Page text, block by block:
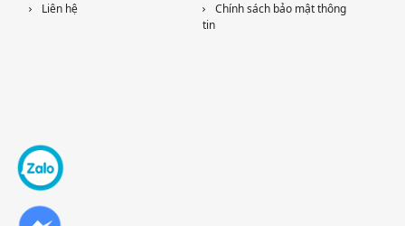
Liên hệ
Chính sách bảo mật thông
tin